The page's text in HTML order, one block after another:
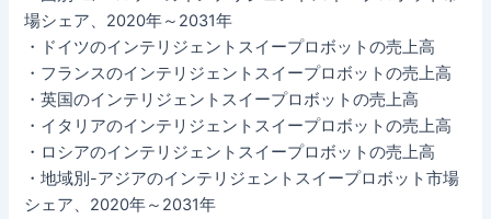
場シェア、2020年～2031年
・ドイツのインテリジェントスイープロボットの売上高
・フランスのインテリジェントスイープロボットの売上高
・英国のインテリジェントスイープロボットの売上高
・イタリアのインテリジェントスイープロボットの売上高
・ロシアのインテリジェントスイープロボットの売上高
・地域別-アジアのインテリジェントスイープロボット市場
シェア、2020年～2031年